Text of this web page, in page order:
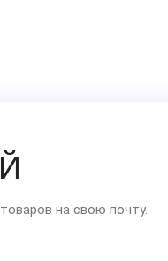
на свою почту.